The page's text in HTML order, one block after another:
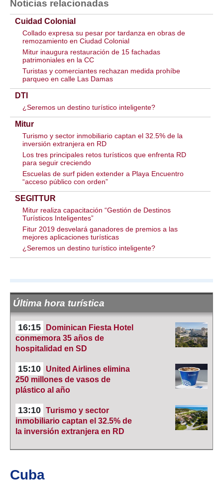
Noticias relacionadas
Cuidad Colonial
Collado expresa su pesar por tardanza en obras de
remozamiento en Ciudad Colonial
Mitur inaugura restauración de 15 fachadas
patrimoniales en la CC
Turistas y comerciantes rechazan medida prohíbe
parqueo en calle Las Damas
DTI
¿Seremos un destino turístico inteligente?
Mitur
Turismo y sector inmobiliario captan el 32.5% de la
inversión extranjera en RD
Los tres principales retos turísticos que enfrenta RD
para seguir creciendo
Escuelas de surf piden extender a Playa Encuentro
“acceso público con orden”
SEGITTUR
Mitur realiza capacitación “Gestión de Destinos
Turísticos Inteligentes”
Fitur 2019 desvelará ganadores de premios a las
mejores aplicaciones turísticas
¿Seremos un destino turístico inteligente?
Última hora turística
16:15
Dominican Fiesta Hotel
conmemora 35 años de
hospitalidad en SD
15:10
United Airlines elimina
250 millones de vasos de
plástico al año
13:10 Turismo y sector
inmobiliario captan el 32.5% de
la inversión extranjera en RD
Cuba